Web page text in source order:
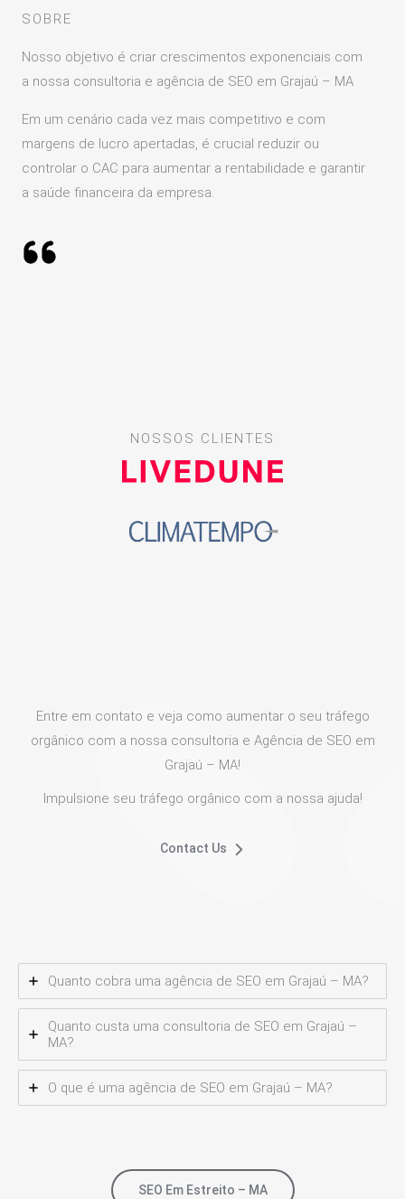
SOBRE
Nosso objetivo é criar crescimentos exponenciais com
a nossa consultoria e agência de SEO em Grajaú – MA
Em um cenário cada vez mais competitivo e com
margens de lucro apertadas, é crucial reduzir ou
controlar o CAC para aumentar a rentabilidade e garantir
a saúde financeira da empresa.
NOSSOS CLIENTES
Entre em contato e veja como aumentar o seu tráfego
orgânico com a nossa consultoria e Agência de SEO em
Grajaú – MA!
Impulsione seu tráfego orgânico com a nossa ajuda!
Contact Us
Quanto cobra uma agência de SEO em Grajaú – MA?
Quanto custa uma consultoria de SEO em Grajaú –
MA?
O que é uma agência de SEO em Grajaú – MA?
SEO Em Estreito – MA